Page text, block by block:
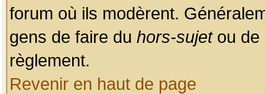
forum où ils modèrent.
gens de faire du hors-sujetou de
règlement.
Revenir en haut de page